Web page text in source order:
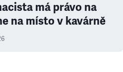
má právo na
na místo v kavárně